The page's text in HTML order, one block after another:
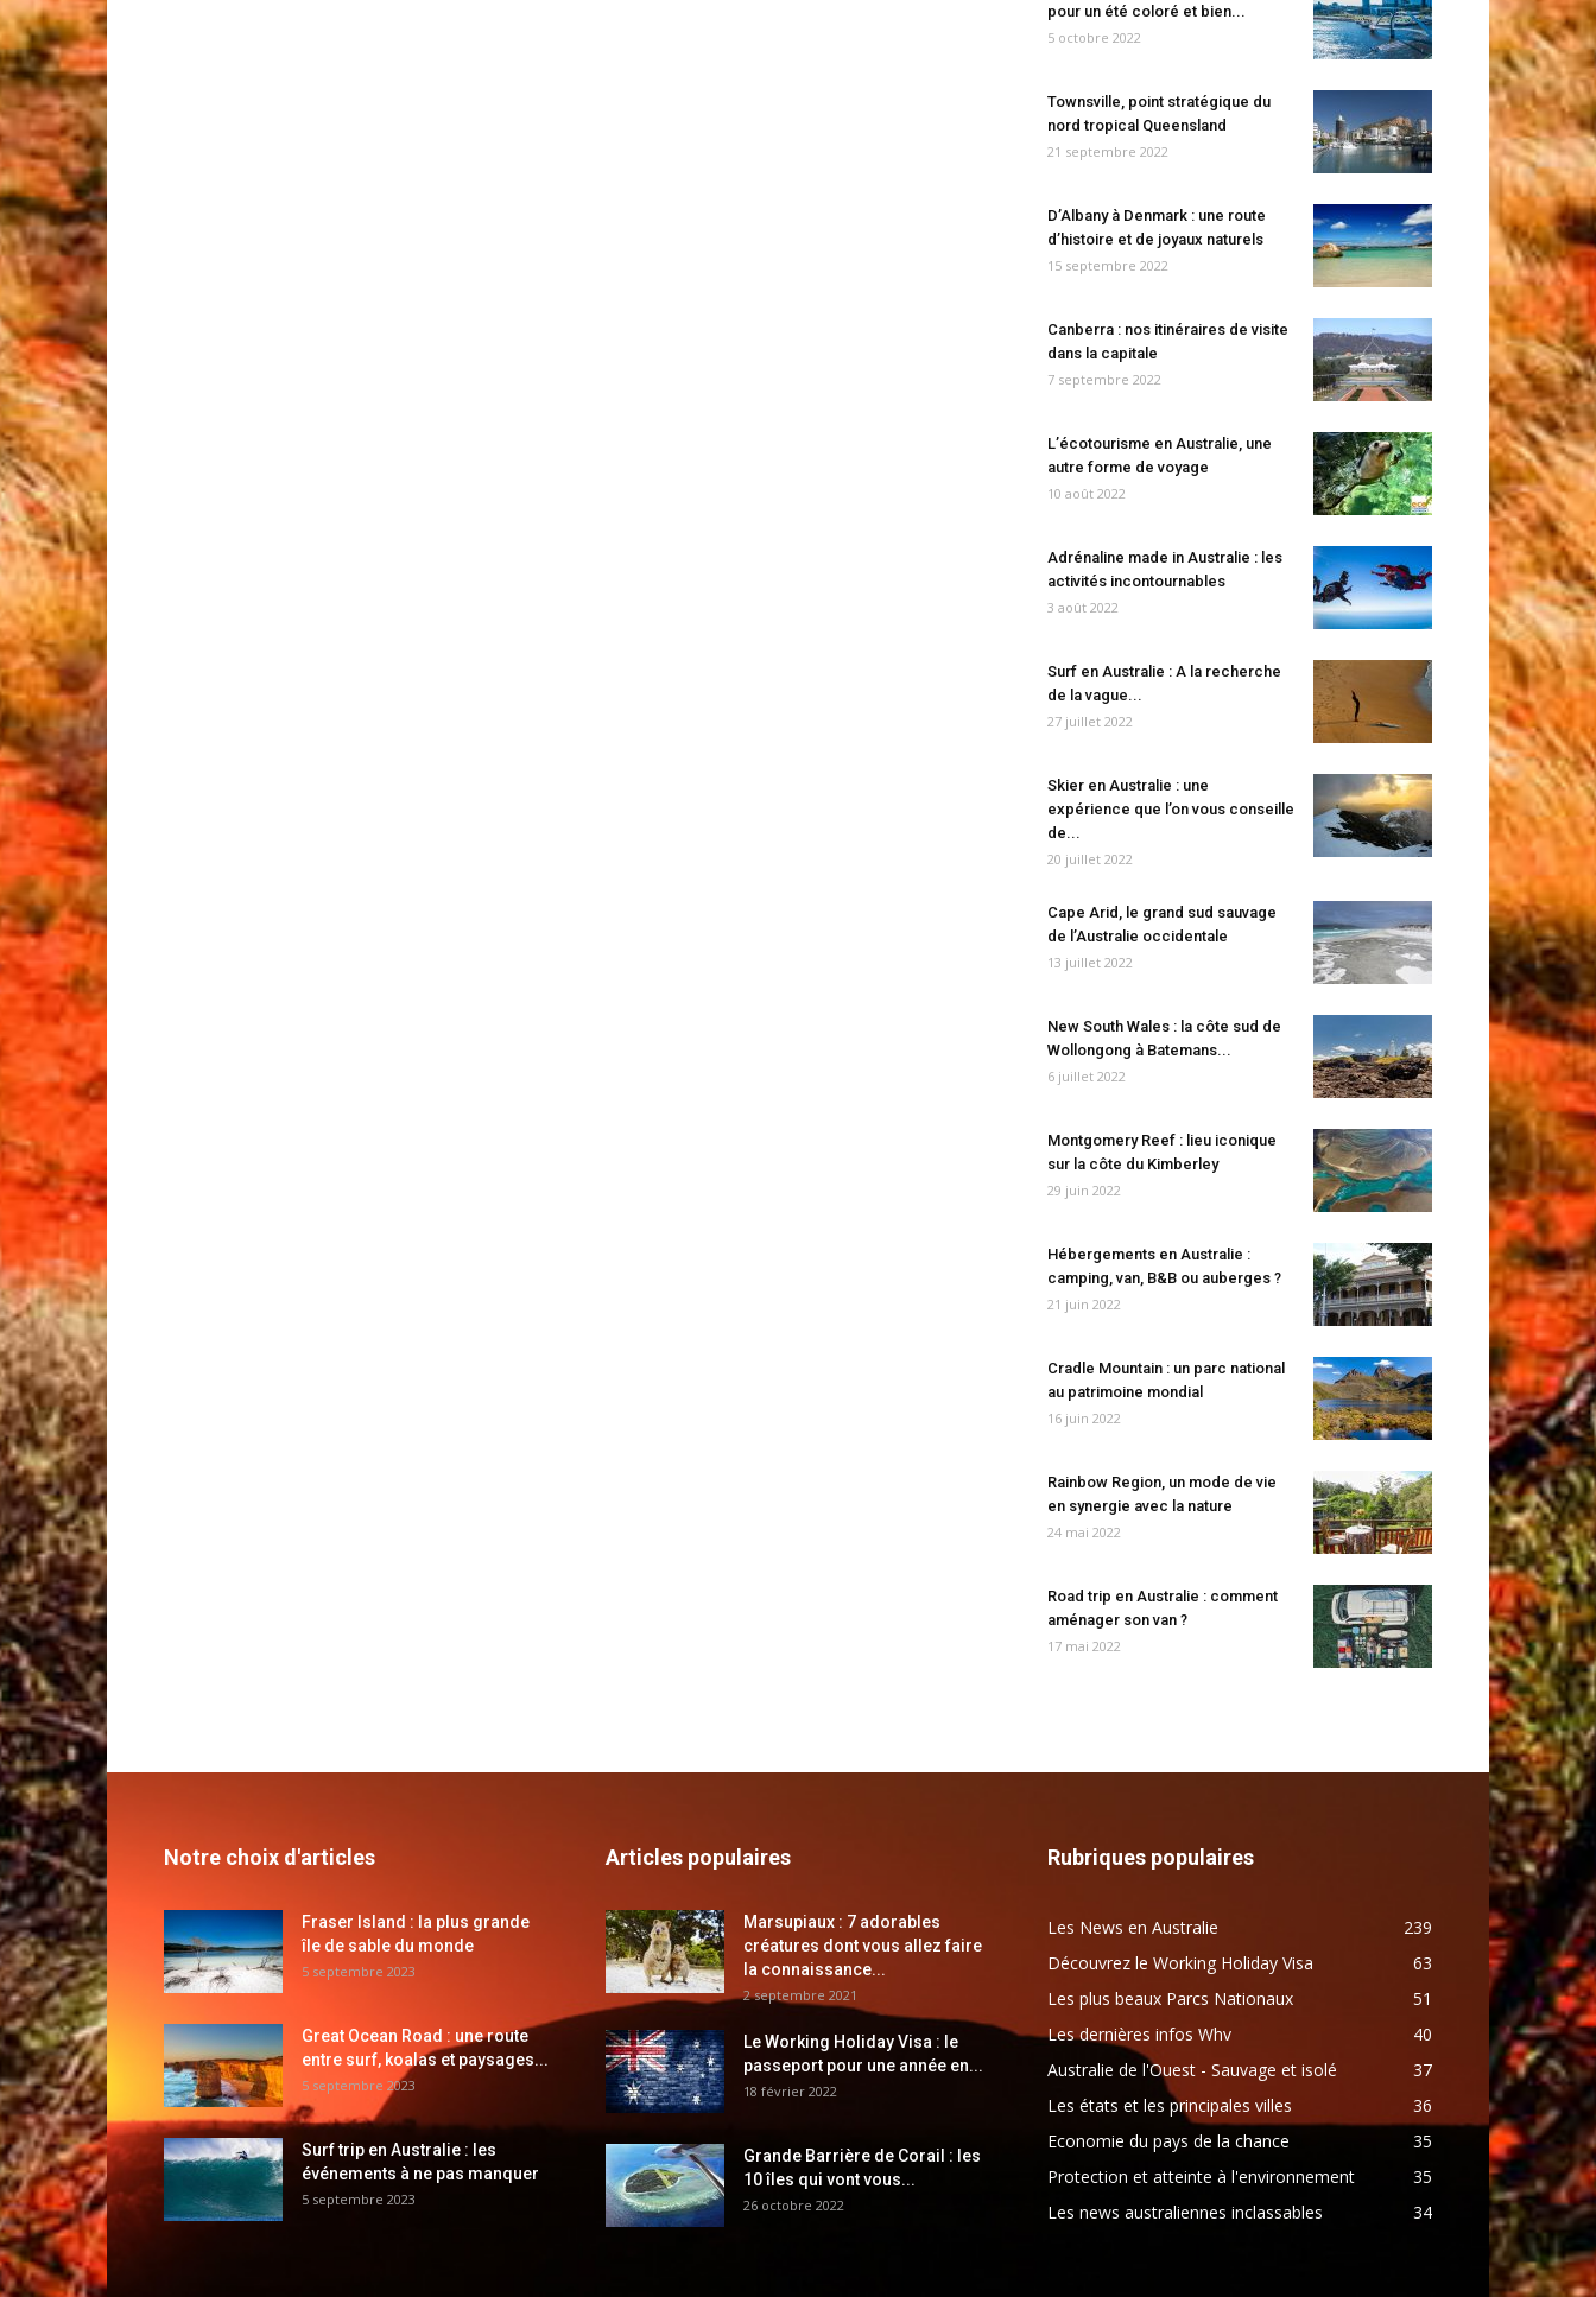
pour un été coloré et bien...
5 octobre 2022
Townsville, point stratégique du
nord tropical Queensland
21 septembre 2022
D’Albany à Denmark : une route
d’histoire et de joyaux naturels
15 septembre 2022
Canberra : nos itinéraires de visite
dans la capitale
7 septembre 2022
L’écotourisme en Australie, une
autre forme de voyage
10 août 2022
Adrénaline made in Australie : les
activités incontournables
3 août 2022
Surf en Australie : A la recherche
de la vague...
27 juillet 2022
Skier en Australie : une
expérience que l’on vous conseille
de...
20 juillet 2022
Cape Arid, le grand sud sauvage
de l’Australie occidentale
13 juillet 2022
New South Wales : la côte sud de
Wollongong à Batemans...
6 juillet 2022
Montgomery Reef : lieu iconique
sur la côte du Kimberley
29 juin 2022
Hébergements en Australie :
camping, van, B&B ou auberges ?
21 juin 2022
Cradle Mountain : un parc national
au patrimoine mondial
16 juin 2022
Rainbow Region, un mode de vie
en synergie avec la nature
24 mai 2022
Road trip en Australie : comment
aménager son van ?
17 mai 2022
Notre choix d'articles
Fraser Island : la plus grande
île de sable du monde
5 septembre 2023
Great Ocean Road : une route
entre surf, koalas et paysages...
5 septembre 2023
Surf trip en Australie : les
événements à ne pas manquer
5 septembre 2023
Articles populaires
Marsupiaux : 7 adorables
créatures dont vous allez faire
la connaissance...
2 septembre 2021
Le Working Holiday Visa : le
passeport pour une année en...
18 février 2022
Grande Barrière de Corail : les
10 îles qui vont vous...
26 octobre 2022
Rubriques populaires
Les News en Australie
239
Découvrez le Working Holiday Visa
63
Les plus beaux Parcs Nationaux
51
Les dernières infos Whv
40
Australie de l'Ouest - Sauvage et isolé
37
Les états et les principales villes
36
Economie du pays de la chance
35
Protection et atteinte à l'environnement
35
Les news australiennes inclassables
34